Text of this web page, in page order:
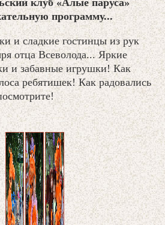
программу...
и сладкие гостинцы из рук
отца Всеволода... Яркие
и забавные игрушки! Как
ребятишек! Как радовались